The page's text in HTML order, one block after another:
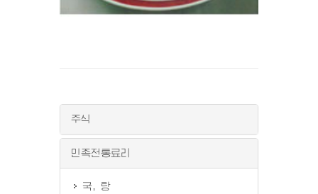
주식
민족전통료리
국, 탕